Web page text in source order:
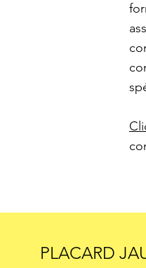
PLACARD